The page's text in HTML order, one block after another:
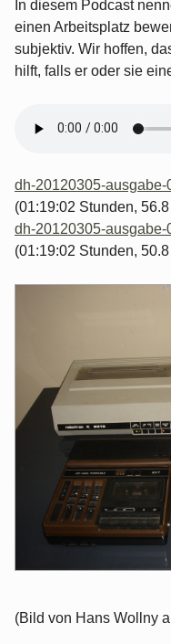
In diesem Podcast
einen Arbeitsplatz
subjektiv. Wir hoffen,
hilft, falls er oder sie
dh-20120305-ausgabe-
(01:19:02 Stunden,
dh-20120305-ausgabe-
(01:19:02 Stunden,
(Bild von Hans Wollny